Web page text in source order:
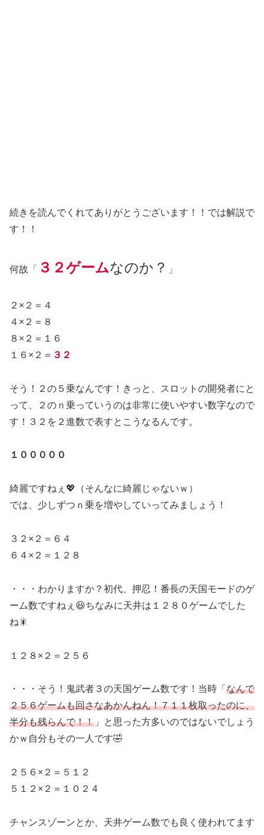
続きを読んでくれてありがとうございます！！では解説で
す！！
何故「 ３２ゲームなのか？ 」
２×２＝４
４×２＝８
８×２＝１６
１６×２＝ ３２
そう！２の５乗なんです！きっと、スロットの開発者にと
って、２のｎ乗っていうのは非常に使いやすい数字なので
す！３２を２進数で表すとこうなるんです。
１０００００
綺麗ですねぇ💖（そんなに綺麗じゃないｗ）
では、少しずつｎ乗を増やしていってみましょう！
３２×２＝６４
６４×２＝１２８
・・・わかりますか？初代、押忍！番長の天国モードのゲ
ーム数ですねぇ😆ちなみに天井は１２８０ゲームでした
ね🎇
１２８×２＝２５６
・・・そう！鬼武者３の天国ゲーム数です！当時「 なんで
２５６ゲームも回さなあかんねん！７１１枚取ったのに、
半分も残らんで！！ 」と思った方多いのではないでしょう
かｗ自分もその一人です🤣
２５６×２＝５１２
５１２×２＝１０２４
チャンスゾーンとか、天井ゲーム数でも良く使われてます